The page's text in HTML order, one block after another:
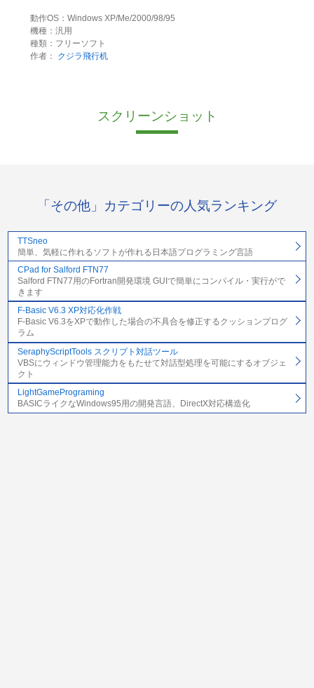
動作OS：Windows XP/Me/2000/98/95
機種：汎用
種類：フリーソフト
作者：
クジラ飛行机
スクリーンショット
「その他」カテゴリーの人気ランキング
TTSneo
簡単、気軽に作れるソフトが作れる日本語プログラミング言語
CPad for Salford FTN77
Salford FTN77用のFortran開発環境 GUIで簡単にコンパイル・実行がで
きます
F-Basic V6.3 XP対応化作戦
F-Basic V6.3をXPで動作した場合の不具合を修正するクッションプログ
ラム
SeraphyScriptTools スクリプト対話ツール
VBSにウィンドウ管理能力をもたせて対話型処理を可能にするオブジェ
クト
LightGamePrograming
BASICライクなWindows95用の開発言語、DirectX対応構造化